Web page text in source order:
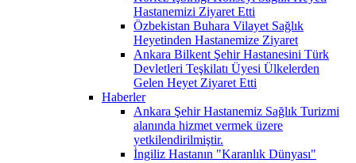
Hastanemizi Ziyaret Etti
Özbekistan Buhara Vilayet Sağlık
Heyetinden Hastanemize Ziyaret
Ankara Bilkent Şehir Hastanesini Türk
Devletleri Teşkilatı Üyesi Ülkelerden
Gelen Heyet Ziyaret Etti
Haberler
Ankara Şehir Hastanemiz Sağlık Turizmi
alanında hizmet vermek üzere
yetkilendirilmiştir.
İngiliz Hastanın "Karanlık Dünyası"